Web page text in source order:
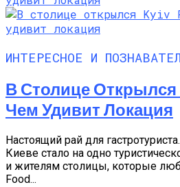
ИНТЕРЕСНОЕ И
В Столице Открылся
Чем Удивит Локация
Настоящий рай для
Киеве стало на одно
и жителям столицы, которые
Food...